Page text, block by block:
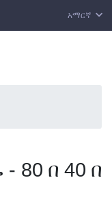
አማርኛ
80 በ 40 በ